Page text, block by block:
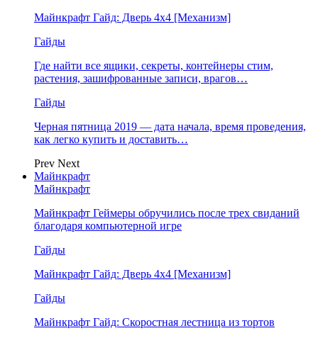
Майнкрафт Гайд: Дверь 4х4 [Механизм]
Гайды
Где найти все ящики, секреты, контейнеры стим,
растения, зашифрованные записи, врагов…
Гайды
Черная пятница 2019 — дата начала, время проведения,
как легко купить и доставить…
Prev Next
Майнкрафт
Майнкрафт
Майнкрафт Геймеры обручились после трех свиданий
благодаря компьютерной игре
Гайды
Майнкрафт Гайд: Дверь 4х4 [Механизм]
Гайды
Майнкрафт Гайд: Скоростная лестница из тортов